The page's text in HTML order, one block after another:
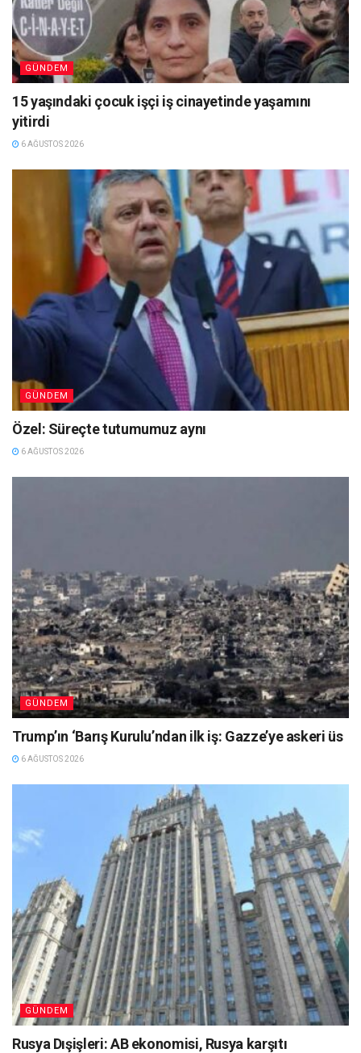
GÜNDEM
15 yaşındaki çocuk işçi iş cinayetinde yaşamını
yitirdi
6 AĞUSTOS 2026
GÜNDEM
Özel: Süreçte tutumumuz aynı
6 AĞUSTOS 2026
GÜNDEM
Trump’ın ‘Barış Kurulu’ndan ilk iş: Gazze’ye askeri üs
6 AĞUSTOS 2026
GÜNDEM
Rusya Dışişleri: AB ekonomisi, Rusya karşıtı